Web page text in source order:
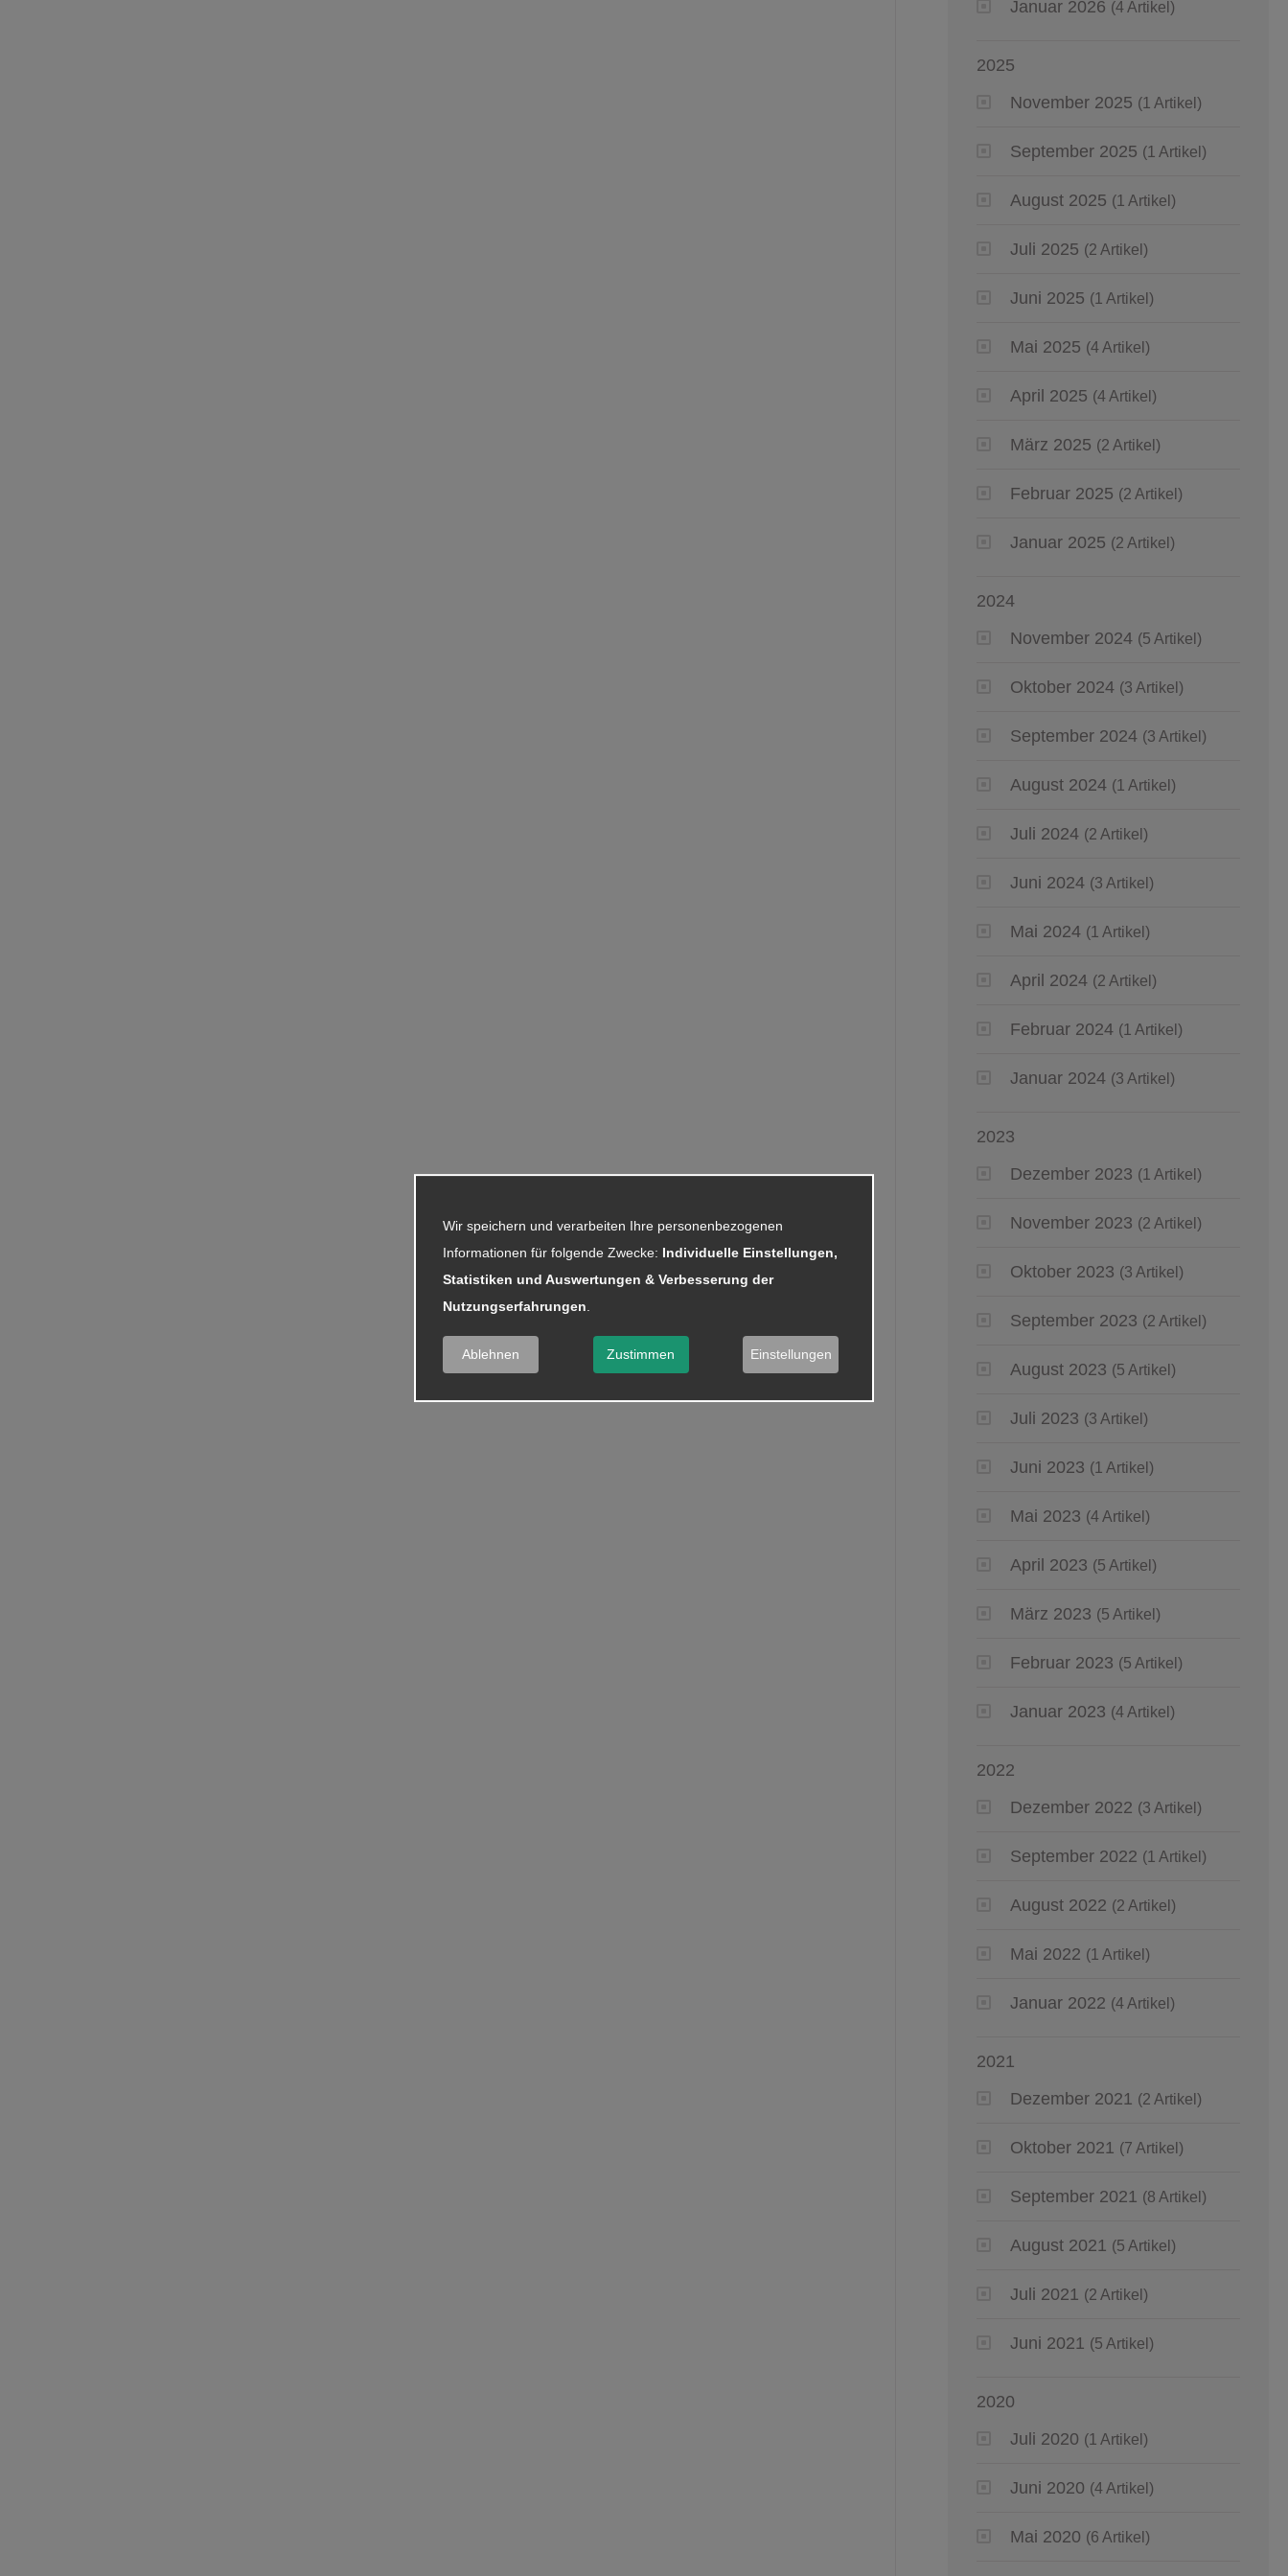
Januar 2026 (4 Artikel)
2025
November 2025 (1 Artikel)
September 2025 (1 Artikel)
August 2025 (1 Artikel)
Juli 2025 (2 Artikel)
Juni 2025 (1 Artikel)
Mai 2025 (4 Artikel)
April 2025 (4 Artikel)
März 2025 (2 Artikel)
Februar 2025 (2 Artikel)
Januar 2025 (2 Artikel)
2024
November 2024 (5 Artikel)
Oktober 2024 (3 Artikel)
September 2024 (3 Artikel)
August 2024 (1 Artikel)
Juli 2024 (2 Artikel)
Juni 2024 (3 Artikel)
Mai 2024 (1 Artikel)
April 2024 (2 Artikel)
Februar 2024 (1 Artikel)
Januar 2024 (3 Artikel)
2023
Dezember 2023 (1 Artikel)
November 2023 (2 Artikel)
Oktober 2023 (3 Artikel)
September 2023 (2 Artikel)
August 2023 (5 Artikel)
Juli 2023 (3 Artikel)
Juni 2023 (1 Artikel)
Mai 2023 (4 Artikel)
April 2023 (5 Artikel)
März 2023 (5 Artikel)
Februar 2023 (5 Artikel)
Januar 2023 (4 Artikel)
2022
Dezember 2022 (3 Artikel)
September 2022 (1 Artikel)
August 2022 (2 Artikel)
Mai 2022 (1 Artikel)
Januar 2022 (4 Artikel)
2021
Dezember 2021 (2 Artikel)
Oktober 2021 (7 Artikel)
September 2021 (8 Artikel)
August 2021 (5 Artikel)
Juli 2021 (2 Artikel)
Juni 2021 (5 Artikel)
2020
Juli 2020 (1 Artikel)
Juni 2020 (4 Artikel)
Mai 2020 (6 Artikel)
Wir speichern und verarbeiten Ihre personenbezogenen
Informationen für folgende Zwecke: Individuelle Einstellungen,
Statistiken und Auswertungen & Verbesserung der
Nutzungserfahrungen
Ablehnen Zustimmen Einstellungen